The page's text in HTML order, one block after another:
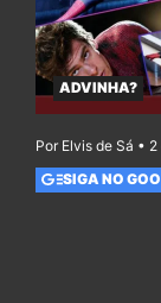
ADVINHA?
Por Elvis de Sá •
SIGA NO